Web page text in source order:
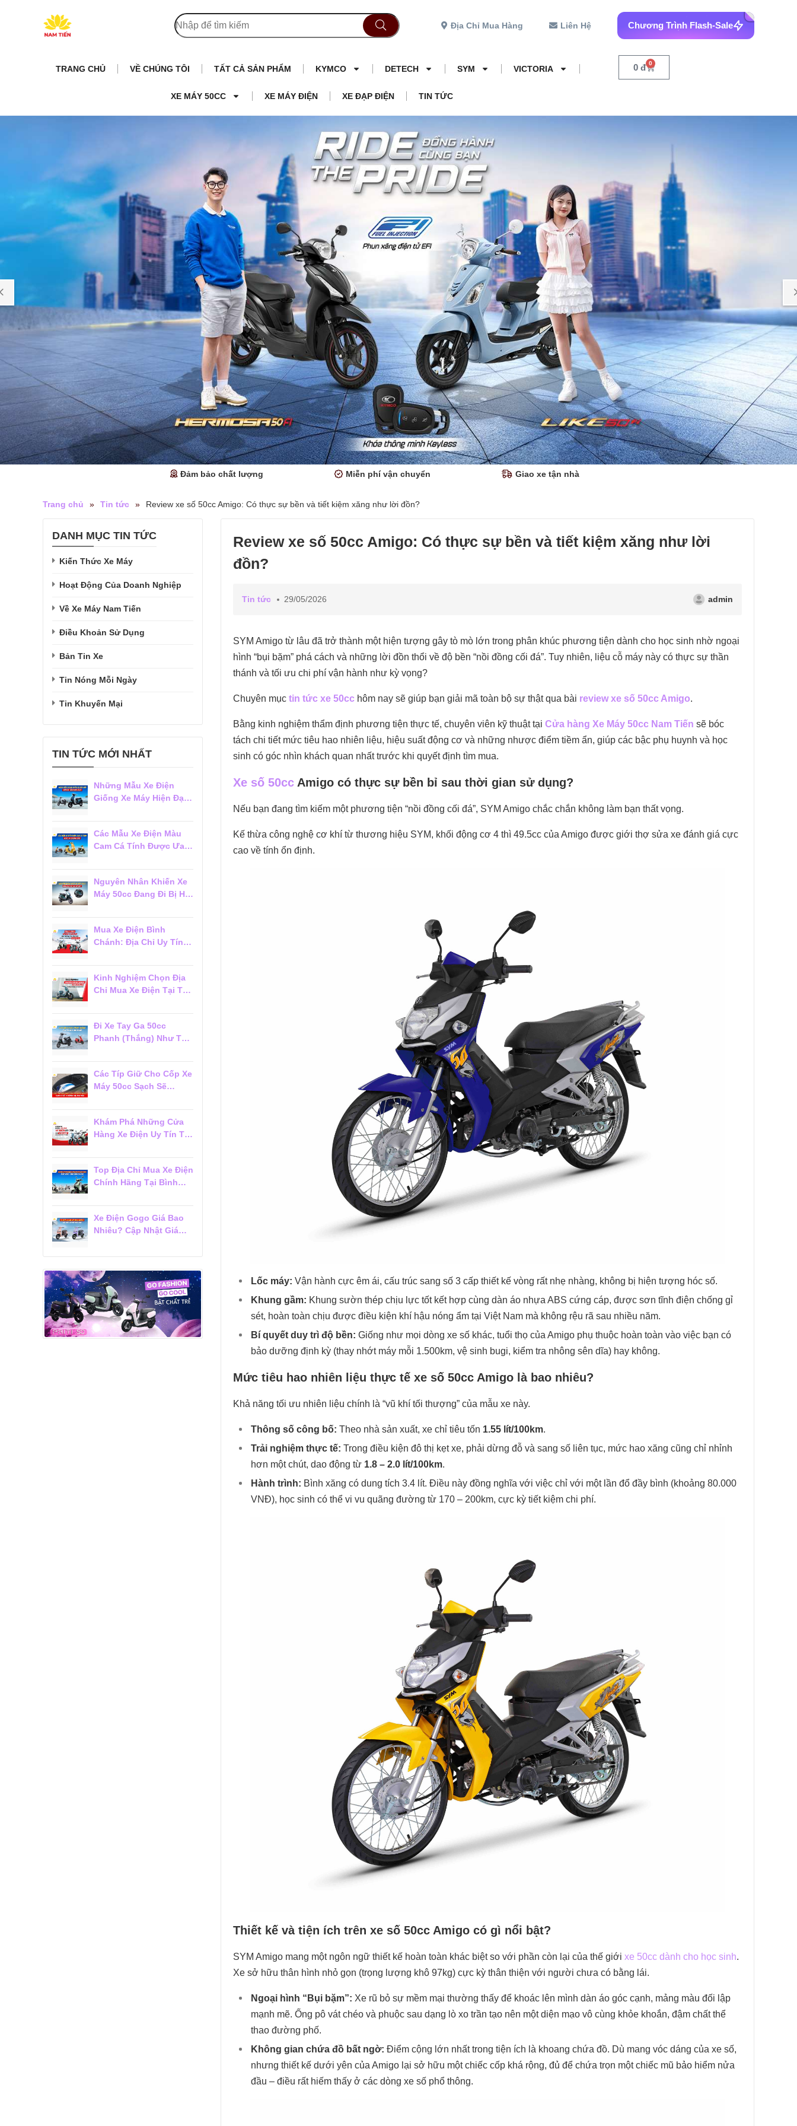
Địa Chỉ Mua Hàng Liên Hệ Chương Trình Flash-Sale
TRANG CHỦ VỀ CHÚNG TÔI TẤT CẢ SẢN PHẨM KYMCO DETECH SYM VICTORIA
XE MÁY 50CC XE MÁY ĐIỆN XE ĐẠP ĐIỆN TIN TỨC
0 đ 0
Đảm bảo chất lượng Miễn phí vận chuyển Giao xe tận nhà
Trang chủ » Tin tức » Review xe số 50cc Amigo: Có thực sự bền và tiết kiệm xăng như lời đồn?
Review xe số 50cc Amigo: Có thực sự bền và tiết kiệm xăng như lời
đồn?
Tin tức 29/05/2026 admin
SYM Amigo từ lâu đã trở thành một hiện tượng gây tò mò lớn trong phân khúc phương tiện dành cho học sinh nhờ ngoại
hình “bụi bặm” phá cách và những lời đồn thổi về độ bền “nồi đồng cối đá”. Tuy nhiên, liệu cỗ máy này có thực sự thần
thánh và tối ưu chi phí vận hành như kỳ vọng?
Chuyên mục tin tức xe 50cc hôm nay sẽ giúp bạn giải mã toàn bộ sự thật qua bài review xe số 50cc Amigo.
Bằng kinh nghiệm thẩm định phương tiện thực tế, chuyên viên kỹ thuật tại Cửa hàng Xe Máy 50cc Nam Tiến sẽ bóc
tách chi tiết mức tiêu hao nhiên liệu, hiệu suất động cơ và những nhược điểm tiềm ẩn, giúp các bậc phụ huynh và học
sinh có góc nhìn khách quan nhất trước khi quyết định tìm mua.
Xe số 50cc Amigo có thực sự bền bỉ sau thời gian sử dụng?
Nếu bạn đang tìm kiếm một phương tiện “nồi đồng cối đá”, SYM Amigo chắc chắn không làm bạn thất vọng.
Kế thừa công nghệ cơ khí từ thương hiệu SYM, khối động cơ 4 thì 49.5cc của Amigo được giới thợ sửa xe đánh giá cực
cao về tính ổn định.
Lốc máy: Vận hành cực êm ái, cấu trúc sang số 3 cấp thiết kế vòng rất nhẹ nhàng, không bị hiện tượng hóc số.
Khung gầm: Khung sườn thép chịu lực tốt kết hợp cùng dàn áo nhựa ABS cứng cáp, được sơn tĩnh điện chống gỉ
sét, hoàn toàn chịu được điều kiện khí hậu nóng ẩm tại Việt Nam mà không rệu rã sau nhiều năm.
Bí quyết duy trì độ bền: Giống như mọi dòng xe số khác, tuổi thọ của Amigo phụ thuộc hoàn toàn vào việc bạn có
bảo dưỡng định kỳ (thay nhớt máy mỗi 1.500km, vệ sinh bugi, kiểm tra nhông sên dĩa) hay không.
Mức tiêu hao nhiên liệu thực tế xe số 50cc Amigo là bao nhiêu?
Khả năng tối ưu nhiên liệu chính là “vũ khí tối thượng” của mẫu xe này.
Thông số công bố: Theo nhà sản xuất, xe chỉ tiêu tốn 1.55 lít/100km.
Trải nghiệm thực tế: Trong điều kiện đô thị kẹt xe, phải dừng đỗ và sang số liên tục, mức hao xăng cũng chỉ nhỉnh
hơn một chút, dao động từ 1.8 – 2.0 lít/100km.
Hành trình: Bình xăng có dung tích 3.4 lít. Điều này đồng nghĩa với việc chỉ với một lần đổ đầy bình (khoảng 80.000
VNĐ), học sinh có thể vi vu quãng đường từ 170 – 200km, cực kỳ tiết kiệm chi phí.
Thiết kế và tiện ích trên xe số 50cc Amigo có gì nổi bật?
SYM Amigo mang một ngôn ngữ thiết kế hoàn toàn khác biệt so với phần còn lại của thế giới xe 50cc dành cho học sinh.
Xe sở hữu thân hình nhỏ gọn (trọng lượng khô 97kg) cực kỳ thân thiện với người chưa có bằng lái.
Ngoại hình “Bụi bặm”: Xe rũ bỏ sự mềm mại thường thấy để khoác lên mình dàn áo góc cạnh, mảng màu đối lập
mạnh mẽ. Ống pô vát chéo và phuộc sau dạng lò xo trần tạo nên một diện mạo vô cùng khỏe khoắn, đậm chất thể
thao đường phố.
Không gian chứa đồ bất ngờ: Điểm cộng lớn nhất trong tiện ích là khoang chứa đồ. Dù mang vóc dáng của xe số,
nhưng thiết kế dưới yên của Amigo lại sở hữu một chiếc cốp khá rộng, đủ để chứa trọn một chiếc mũ bảo hiểm nửa
đầu – điều rất hiếm thấy ở các dòng xe số phổ thông.
DANH MỤC TIN TỨC
Kiến Thức Xe Máy
Hoạt Động Của Doanh Nghiệp
Về Xe Máy Nam Tiến
Điều Khoản Sử Dụng
Bản Tin Xe
Tin Nóng Mỗi Ngày
Tin Khuyến Mại
TIN TỨC MỚI NHẤT
Những Mẫu Xe Điện
Giống Xe Máy Hiện Đại
Các Mẫu Xe Điện Màu
Cam Cá Tính Được Ưa
Nguyên Nhân Khiến Xe
Máy 50cc Đang Đi Bị Hụt
Mua Xe Điện Bình
Chánh: Địa Chỉ Uy Tín,
Kinh Nghiệm Chọn Địa
Chỉ Mua Xe Điện Tại Tân
Đi Xe Tay Ga 50cc
Phanh (Thắng) Như Thế
Các Típ Giữ Cho Cốp Xe
Máy 50cc Sạch Sẽ
Khám Phá Những Cửa
Hàng Xe Điện Uy Tín Tại
Top Địa Chỉ Mua Xe Điện
Chính Hãng Tại Bình
Xe Điện Gogo Giá Bao
Nhiêu? Cập Nhật Giá